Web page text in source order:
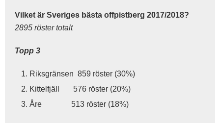
Vilket är Sveriges bästa offpistberg 2017/2018?
2895 röster totalt
Topp 3
Riksgränsen 859 röster (30%)
Kittelfjäll 576 röster (20%)
Åre 513 röster (18%)